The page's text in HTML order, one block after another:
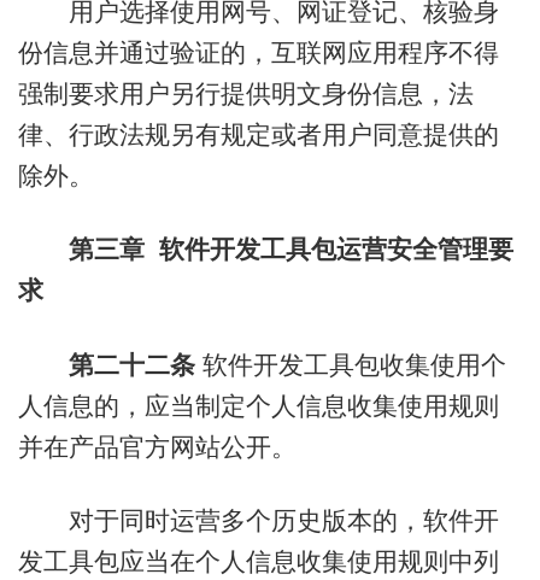
用户选择使用网号、网证登记、核验身
份信息并通过验证的，互联网应用程序不得
强制要求用户另行提供明文身份信息，法
律、行政法规另有规定或者用户同意提供的
除外。
第三章 软件开发工具包运营安全管理要
求
第二十二条软件开发工具包收集使用个
人信息的，应当制定个人信息收集使用规则
并在产品官方网站公开。
对于同时运营多个历史版本的，软件开
发工具包应当在个人信息收集使用规则中列